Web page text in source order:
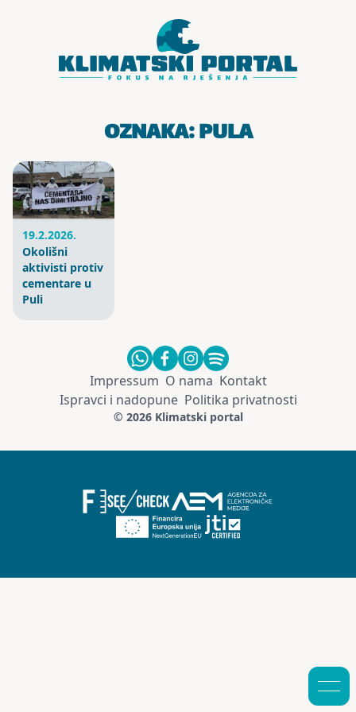
OZNAKA:PULA
19.2.2026.
Okolišni
aktivisti protiv
cementare u
Puli
Impressum O nama Kontakt
Ispravci i nadopune Politika privatnosti
© 2026 Klimatski portal